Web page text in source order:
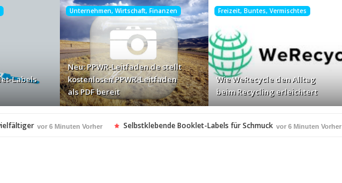
Labels
Unternehmen, Wirtschaft, Finanzen
Neu: PPWR-Leitfaden.de stellt
kostenlosen PPWR-Leitfaden
als PDF bereit
Freizeit, Buntes, Vermischtes
Wie WeRecycle den Alltag
beim Recycling erleichtert
vor 6 Minuten Vorher Selbstklebende Booklet-Labels für Schmuck vor 6 Minuten Vorher